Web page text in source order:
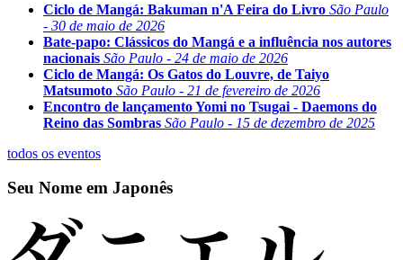
Ciclo de Mangá: Bakuman n'A Feira do Livro São Paulo
- 30 de maio de 2026
Bate-papo: Clássicos do Mangá e a influência nos autores
nacionais São Paulo - 24 de maio de 2026
Ciclo de Mangá: Os Gatos do Louvre, de Taiyo
Matsumoto São Paulo - 21 de fevereiro de 2026
Encontro de lançamento Yomi no Tsugai - Daemons do
Reino das Sombras São Paulo - 15 de dezembro de 2025
todos os eventos
Seu Nome em Japonês